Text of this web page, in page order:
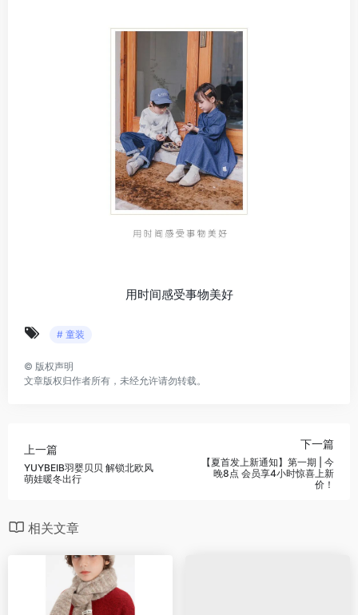
用时间感受事物美好
# 童装
© 版权声明
文章版权归作者所有，未经允许请勿转载。
上一篇
YUYBEIB羽婴贝贝 解锁北欧风
萌娃暖冬出行
下一篇
【夏首发上新通知】第一期 | 今
晚8点 会员享4小时惊喜上新
价！
相关文章